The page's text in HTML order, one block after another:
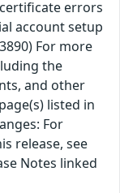
errors
account setup
For more
the
and other
listed in
For
release, see
Notes linked